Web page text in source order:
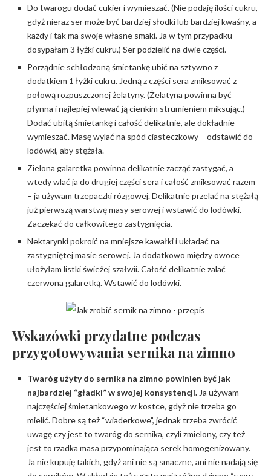
Do twarogu dodać cukier i wymieszać. (Nie podaję ilości cukru,
gdyż nieraz ser może być bardziej słodki lub bardziej kwaśny, a
każdy i tak ma swoje własne smaki. Ja w tym przypadku
dosypałam 3 łyżki cukru.) Ser podzielić na dwie części.
Porządnie schłodzoną śmietankę ubić na sztywno z
dodatkiem 1 łyżki cukru. Jedną z części sera zmiksować z
połową rozpuszczonej żelatyny. (Żelatyna powinna być
płynna i najlepiej wlewać ją cienkim strumieniem miksując.)
Dodać ubitą śmietankę i całość delikatnie, ale dokładnie
wymieszać. Masę wylać na spód ciasteczkowy – odstawić do
lodówki, aby stężała.
Zielona galaretka powinna delikatnie zacząć zastygać, a
wtedy wlać ja do drugiej części sera i całość zmiksować razem
– ja używam trzepaczki rózgowej. Delikatnie przelać na stężałą
już pierwszą warstwę masy serowej i wstawić do lodówki.
Zaczekać do całkowitego zastygnięcia.
Nektarynki pokroić na mniejsze kawałki i układać na
zastygniętej masie serowej. Ja dodatkowo między owoce
ułożyłam listki świeżej szałwii. Całość delikatnie zalać
czerwona galaretką. Wstawić do lodówki.
Wskazówki przydatne podczas
przygotowywania sernika na zimno
Twaróg użyty do sernika na zimno powinien być jak
najbardziej “gładki” w swojej konsystencji. Ja używam
najczęściej śmietankowego w kostce, gdyż nie trzeba go
mielić. Dobre są też “wiaderkowe”, jednak trzeba zwrócić
uwagę czy jest to twaróg do sernika, czyli zmielony, czy też
jest to rzadka masa przypominająca serek homogenizowany.
Ja nie kupuję takich, gdyż ani nie są smaczne, ani nie nadają się